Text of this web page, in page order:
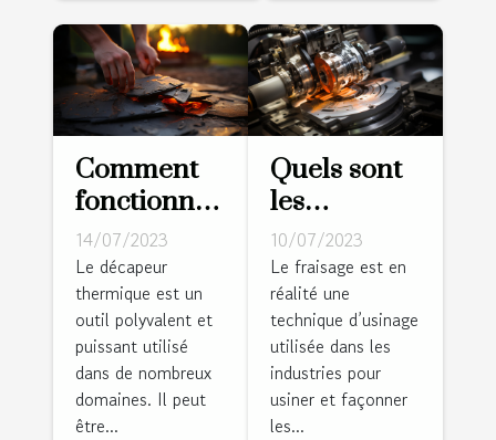
Comment
fonctionne
un
décapeur
thermique
?
14/07/2023
Le décapeur
thermique est un
outil polyvalent et
puissant utilisé
dans de nombreux
domaines. Il peut
être...
Quels sont
les
différents
types de
fraisage ?
10/07/2023
Le fraisage est en
réalité une
technique d’usinage
utilisée dans les
industries pour
usiner et façonner
les...